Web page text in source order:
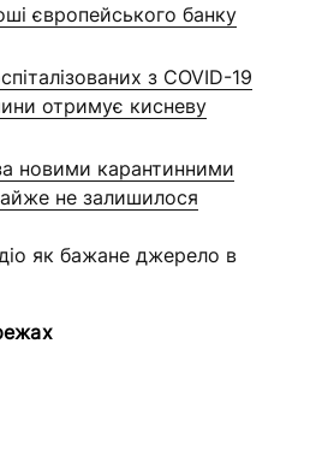
європейського банку
з COVID-19
отримує кисневу
новими карантинними
не залишилося
як бажане джерело в